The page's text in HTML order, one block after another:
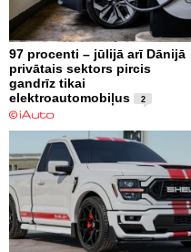
97 procenti – jūlijā arī Dānijā
privātais sektors pircis
gandrīz tikai
elektroautomobiļus
2